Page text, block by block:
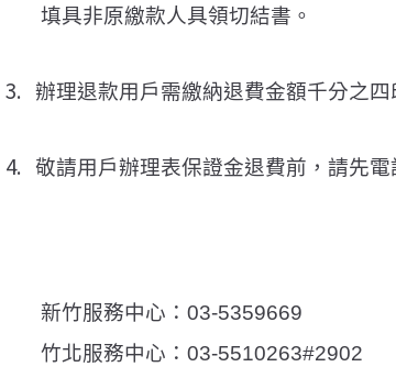
填具非原繳款人具領切結書。
3. 辦理退款用戶需繳納退費金額千分之
4. 敬請用戶辦理表保證金退費前，請先
新竹服務中心： 03-5359669
竹北服務中心： 03-5510263#2902